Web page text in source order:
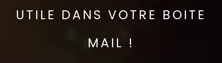
UTILE DANS VOTRE BOITE
MAIL !